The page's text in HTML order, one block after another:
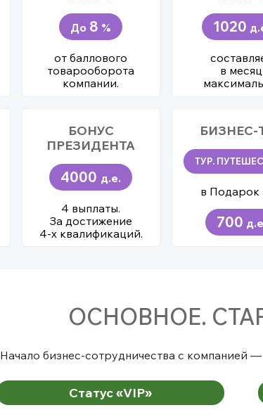
До 8 %
от баллового
товарооборота
компании.
1020
в месяц
БОНУС
ПРЕЗИДЕНТА
4000 д.е.
4 выплаты.
За достижение
4-х квалификаций.
БИЗНЕС-
ТУР.
в Подарок
700
ОСНОВНОЕ.
Начало бизнес-сотрудничества с компанией
Статус «VIP»